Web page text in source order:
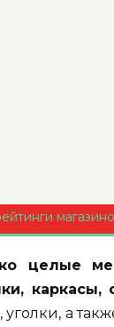
целые
каркасы,
а